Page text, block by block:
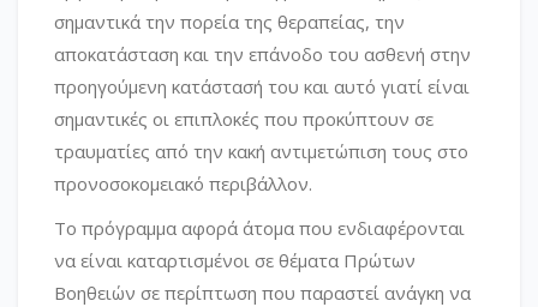
σημαντικά την πορεία της θεραπείας, την
αποκατάσταση και την επάνοδο του ασθενή στην
προηγούμενη κατάστασή του και αυτό γιατί είναι
σημαντικές οι επιπλοκές που προκύπτουν σε
τραυματίες από την κακή αντιμετώπιση τους στο
προνοσοκομειακό περιβάλλον.
Το πρόγραμμα αφορά άτομα που ενδιαφέρονται
να είναι καταρτισμένοι σε θέματα Πρώτων
Βοηθειών σε περίπτωση που παραστεί ανάγκη να